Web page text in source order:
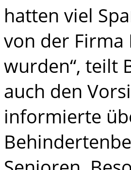
hatten viel
von der
wurden“, teilt
auch den
informierte